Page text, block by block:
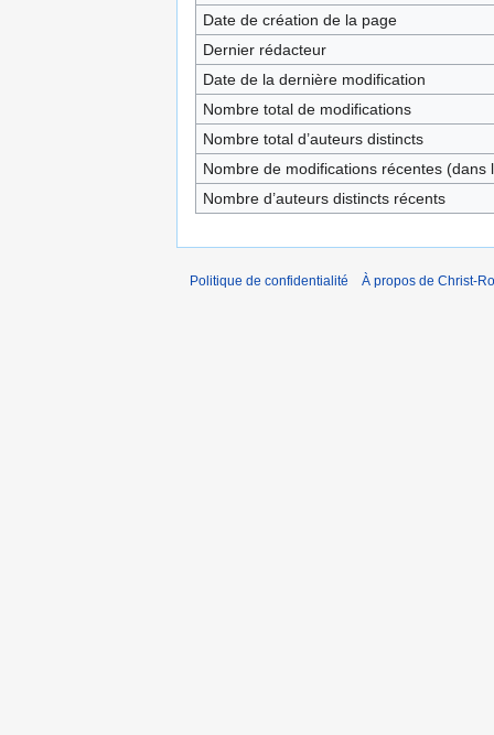
Date de création de la page
Dernier rédacteur
Date de la dernière modification
Nombre total de modifications
Nombre total d’auteurs distincts
Nombre de modifications récentes (dans
Nombre d’auteurs distincts récents
Politique de confidentialité À propos de Christ-